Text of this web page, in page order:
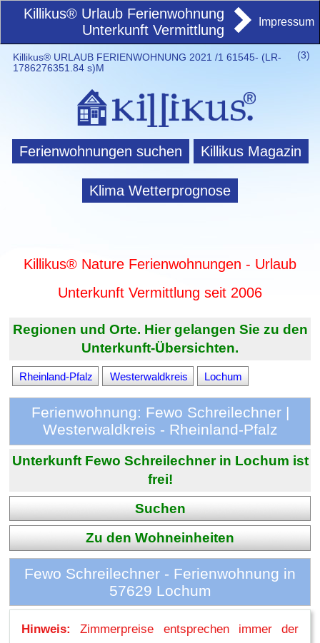
Killikus® Urlaub Ferienwohnung
Unterkunft Vermittlung
Impressum
(3)
Killikus® URLAUB FERIENWOHNUNG 2021 /1 61545- (LR-
1786276351.84 s)M
Ferienwohnungen suchen Killikus Magazin
Klima Wetterprognose
Killikus® Nature Ferienwohnungen - Urlaub
Unterkunft Vermittlung seit 2006
Regionen und Orte. Hier gelangen Sie zu den
Unterkunft-Übersichten.
Rheinland-Pfalz Westerwaldkreis Lochum
Ferienwohnung: Fewo Schreilechner |
Westerwaldkreis - Rheinland-Pfalz
Unterkunft Fewo Schreilechner in Lochum ist
frei!
Suchen
Zu den Wohneinheiten
Fewo Schreilechner - Ferienwohnung in
57629 Lochum
Hinweis:
Zimmerpreise entsprechen immer der